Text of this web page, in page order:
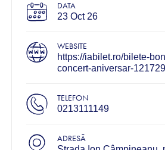
DATA
23 Oct 26
WEBSITE
https://iabilet.ro/bilete-
concert-aniversar-
TELEFON
0213111149
ADRESĂ